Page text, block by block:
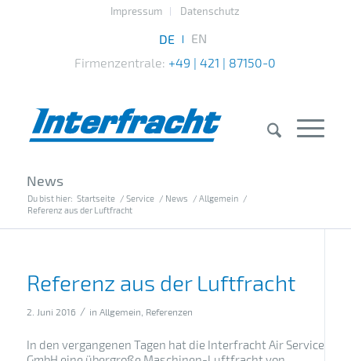
Impressum Datenschutz
Firmenzentrale: +49 | 421 | 87150-0
News
Du bist hier: Startseite / Service / News / Allgemein /
Referenz aus der Luftfracht
Referenz aus der Luftfracht
2. Juni 2016 / in Allgemein Referenzen
In den vergangenen Tagen hat die Interfracht Air Service